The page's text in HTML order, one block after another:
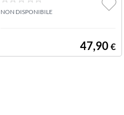
NON DISPONIBILE
47,90€